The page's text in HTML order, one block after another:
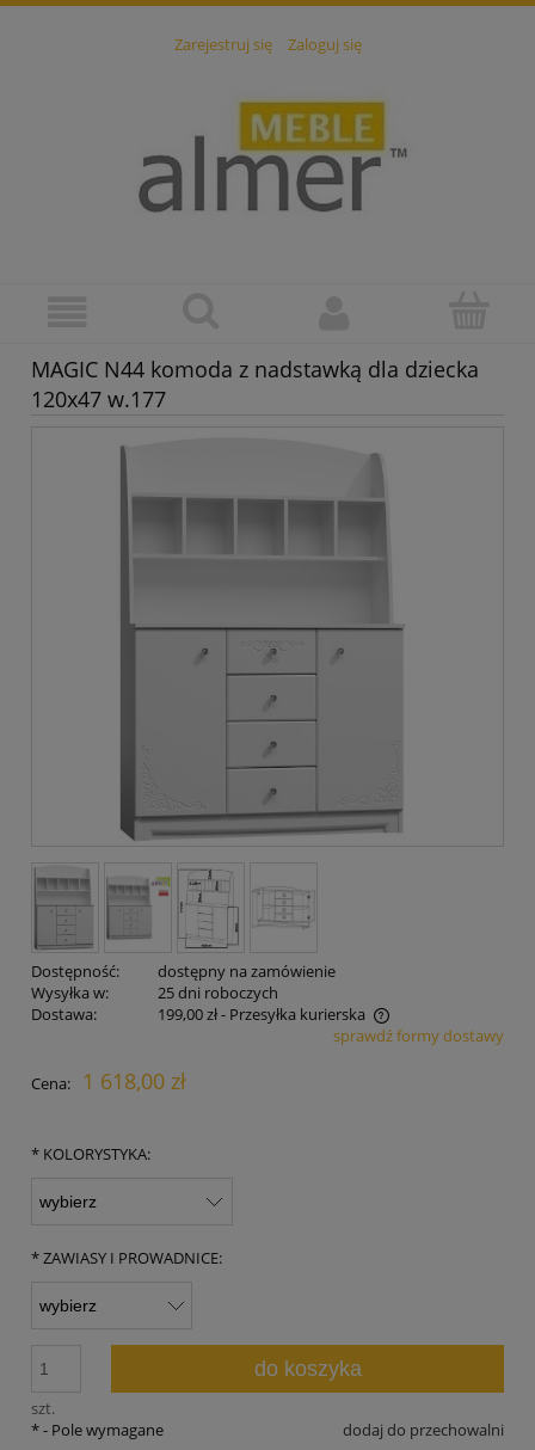
Zarejestruj się Zaloguj się
MAGIC N44 komoda z nadstawką dla dziecka
120x47 w.177
Dostępność:
dostępny na zamówienie
Wysyłka w:
25 dni roboczych
Dostawa:
199,00 zł- Przesyłka kurierska
Cena nie zawiera ewentualnych kosztów płatnościsprawdź formy dostawy
Cena: 1 618,00 zł
* KOLORYSTYKA:
*ZAWIASY I PROWADNICE:
szt.
do koszyka
dodaj do przechowalni
*- Pole wymagane